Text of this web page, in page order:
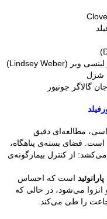
شزل
گالاگر جونیور
مطالعه‌ای دقیق
است. فضای بسته‌ی پناهگاه،
از کنترل بیمارگونه‌ی
است که احساس
انزوا می‌شود، در حالی که
را طی می‌کند.